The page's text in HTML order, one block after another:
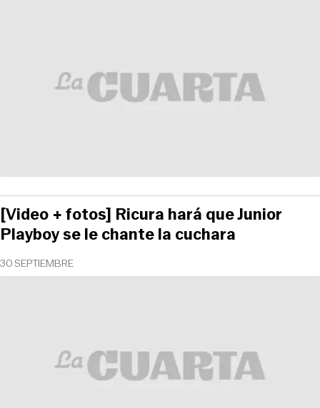
30 SEPTIEMBRE
[Video + fotos] Ricura hará que Junior
Playboy se le chante la cuchara